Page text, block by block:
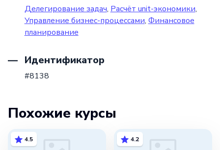
Делегирование задач, Расчёт unit-экономики,
Управление бизнес-процессами, Финансовое
планирование
Идентификатор
#8138
Похожие курсы
4.5 4.2